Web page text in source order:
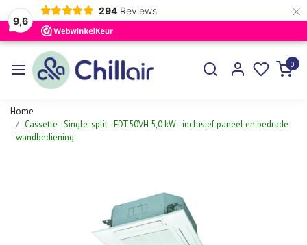
9,6
294 Reviews ×
0
Home
Cassette - Single-split - FDT50VH 5,0 kW - inclusief paneel en bedrade
wandbediening